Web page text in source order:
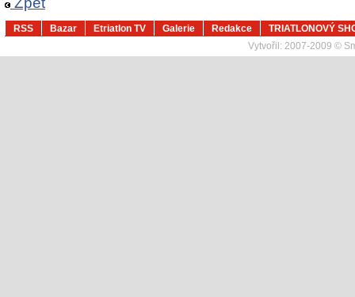
RSS Bazar Etriatlon TV Galerie Redakce
TRIATLONOVÝ
Vytvořil: 2007-2009 ©